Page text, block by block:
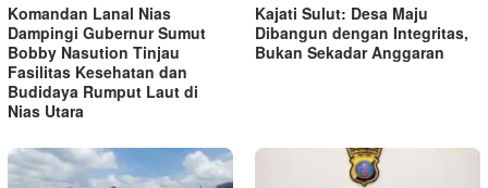
Komandan Lanal Nias
Dampingi Gubernur Sumut
Bobby Nasution Tinjau
Fasilitas Kesehatan dan
Budidaya Rumput Laut di
Nias Utara
Kajati Sulut: Desa Maju
Dibangun dengan Integritas,
Bukan Sekadar Anggaran